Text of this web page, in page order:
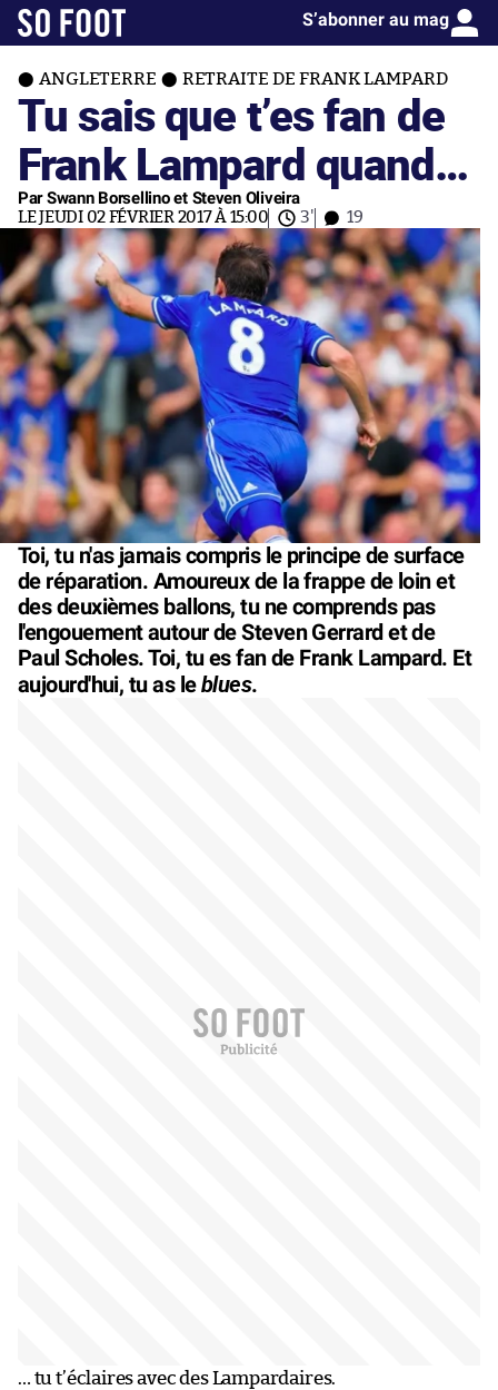
S’abonner au mag
ANGLETERRE RETRAITE DE FRANK LAMPARD
Tu sais que t’es fan de
Frank Lampard quand…
Par Swann Borsellino et Steven Oliveira
LE JEUDI 02 FÉVRIER 2017 À 15:00 3' 19
Toi, tu n'as jamais compris le principe de surface
de réparation. Amoureux de la frappe de loin et
des deuxièmes ballons, tu ne comprends pas
l'engouement autour de Steven Gerrard et de
Paul Scholes. Toi, tu es fan de Frank Lampard. Et
aujourd'hui, tu as leblues.
… tu t’éclaires avec des Lampardaires.